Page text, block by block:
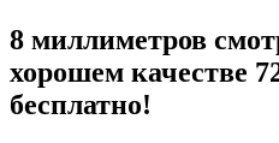
8 миллиметров
хорошем качестве
бесплатно!